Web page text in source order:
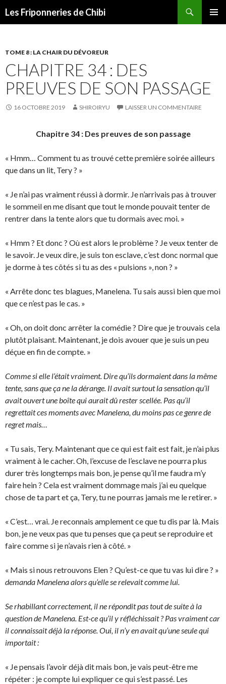
Les Friponneries de Chibi
TOME 8 : LA CHAIR DU DÉVOREUR
CHAPITRE 34 : DES
PREUVES DE SON PASSAGE
16 OCTOBRE 2019 SHIROIRYU LAISSER UN COMMENTAIRE
Chapitre 34 : Des preuves de son passage
« Hmm… Comment tu as trouvé cette première soirée ailleurs
que dans un lit, Tery ? »
« Je n’ai pas vraiment réussi à dormir. Je n’arrivais pas à trouver
le sommeil en me disant que tout le monde pouvait tenter de
rentrer dans la tente alors que tu dormais avec moi. »
« Hmm ? Et donc ? Où est alors le problème ? Je veux tenter de
le savoir. Je veux dire, je suis ton esclave, c’est donc normal que
je dorme à tes côtés si tu as des « pulsions », non ? »
« Arrête donc tes blagues, Manelena. Tu sais aussi bien que moi
que ce n’est pas le cas. »
« Oh, on doit donc arrêter la comédie ? Dire que je trouvais cela
plutôt plaisant. Maintenant, je dois avouer que je suis un peu
déçue en fin de compte. »
Comme si elle l’était vraiment. Dire qu’ils dormaient dans la même
tente, sans que ça ne la dérange. Il avait surtout la sensation qu’il
avait ouvert une boîte qui aurait dû rester scellée. Pas qu’il
regrettait ces moments avec Manelena, du moins pas ce genre de
regret mais…
« Tu sais, Tery. Maintenant que ce qui est fait est fait, je n’ai plus
vraiment à le cacher. Oh, l’excuse de l’esclave ne pourra plus
durer très longtemps mais bon, je pense qu’il me faudra m’y
faire hein ? Cela est vraiment dommage mais j’ai eu quelque
chose de ta part et ça, Tery, tu ne pourras jamais me le retirer. »
« C’est… vrai. Je reconnais amplement ce que tu dis par là. Mais
bon, je ne veux pas que tu penses que ça peut se reproduire et
faire comme si je n’avais rien à côté. »
« Mais si nous retrouvons Elen ? Qu’est-ce que tu vas lui dire ? »
demanda Manelena alors qu’elle se relevait comme lui.
Se rhabillant correctement, il ne répondit pas tout de suite à la
question de Manelena. Est-ce qu’il y réfléchissait ? Pas vraiment car
il connaissait déjà la réponse. Oui, il n’y en avait qu’une seule qui
importait :
« Je pensais l’avoir déjà dit mais bon, je vais peut-être me
répéter : je compte lui expliquer ce qui s’est passé. Les